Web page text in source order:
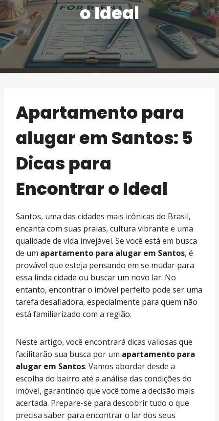
o Ideal
Apartamento para
alugar em Santos: 5
Dicas para
Encontrar o Ideal
Santos, uma das cidades mais icônicas do Brasil,
encanta com suas praias, cultura vibrante e uma
qualidade de vida invejável. Se você está em busca
de um apartamento para alugar em Santos, é
provável que esteja pensando em se mudar para
essa linda cidade ou buscar um novo lar. No
entanto, encontrar o imóvel perfeito pode ser uma
tarefa desafiadora, especialmente para quem não
está familiarizado com a região.
Neste artigo, você encontrará dicas valiosas que
facilitarão sua busca por um apartamento para
alugar em Santos. Vamos abordar desde a
escolha do bairro até a análise das condições do
imóvel, garantindo que você tome a decisão mais
acertada. Prepare-se para descobrir tudo o que
precisa saber para encontrar o lar dos seus